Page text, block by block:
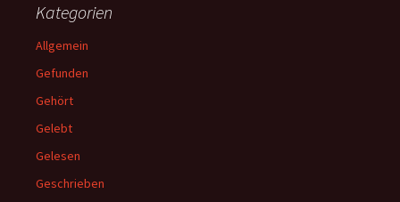
Kategorien
Allgemein
Gefunden
Gehört
Gelebt
Gelesen
Geschrieben